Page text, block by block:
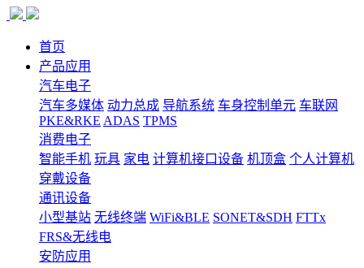
首页
产品应用
汽车电子
汽车多媒体 动力总成 导航系统 车身控制单元 车联网
PKE&RKE ADAS TPMS
消费电子
智能手机 玩具 家电 计算机接口设备 机顶盒 个人计算机
穿戴设备
通讯设备
小型基站 无线终端 WiFi&BLE SONET&SDH FTTx
FRS&无线电
安防应用